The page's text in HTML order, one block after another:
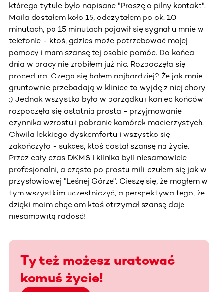
którego tytule było napisane "Proszę o pilny kontakt".
Maila dostałem koło 15, odczytałem po ok. 10
minutach, po 15 minutach pojawił się sygnał u mnie w
telefonie - ktoś, gdzieś może potrzebować mojej
pomocy i mam szansę tej osobie pomóc. Do końca
dnia w pracy nie zrobiłem już nic. Rozpoczęła się
procedura. Czego się bałem najbardziej? Że jak mnie
gruntownie przebadają w klinice to wyjdę z niej chory
:) Jednak wszystko było w porządku i koniec końców
rozpoczęła się ostatnia prosta - przyjmowanie
czynnika wzrostu i pobranie komórek macierzystych.
Chwila lekkiego dyskomfortu i wszystko się
zakończyło - sukces, ktoś dostał szansę na życie.
Przez cały czas DKMS i klinika byli niesamowicie
profesjonalni, a często po prostu mili, czułem się jak w
przysłowiowej "Leśnej Górze". Cieszę się, że mogłem w
tym wszystkim uczestniczyć, a perspektywa tego, że
dzięki moim chęciom ktoś otrzymał szansę daje
niesamowitą radość!
Ty też możesz uratować
komuś życie!